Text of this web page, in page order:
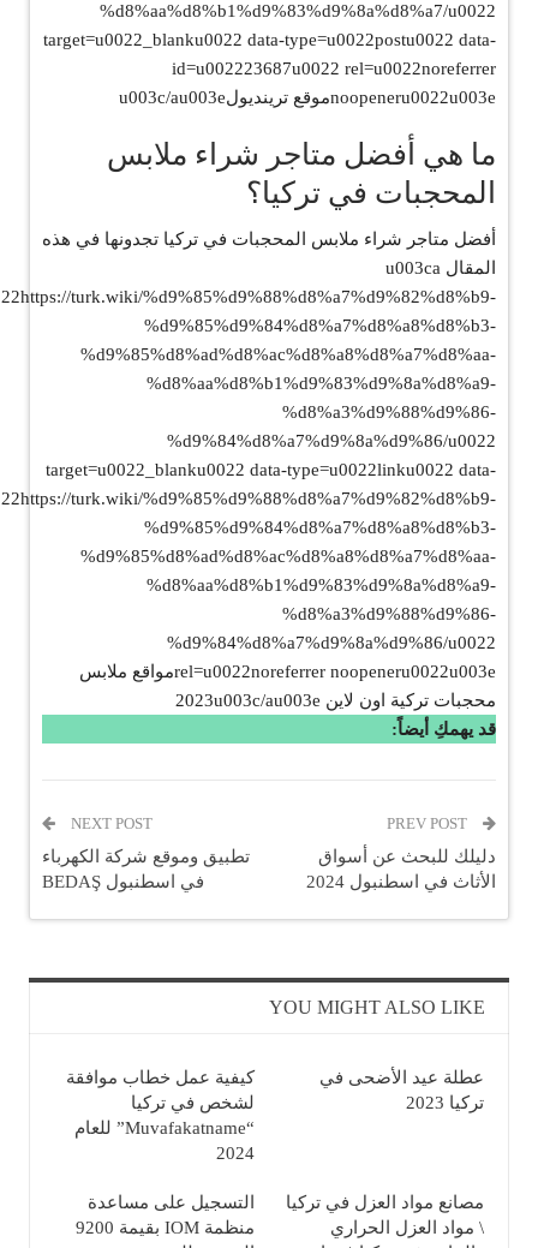
%d8%aa%d8%b1%d9%83%d9%8a%d8%a7/u0022
target=u0022_blanku0022 data-type=u0022postu0022 data-
id=u002223687u0022 rel=u0022noreferrer
noopeneru0022u003eموقع ترينديولu003c/au003e
ما هي أفضل متاجر شراء ملابس
المحجبات في تركيا؟
أفضل متاجر شراء ملابس المحجبات في تركيا تجدونها في هذه
المقال u003ca
turk.wiki/%d9%85%d9%88%d8%a7%d9%82%d8%b9-
%d9%85%d9%84%d8%a7%d8%a8%d8%b3-
%d9%85%d8%ad%d8%ac%d8%a8%d8%a7%d8%aa-
%d8%aa%d8%b1%d9%83%d9%8a%d8%a9-
%d8%a3%d9%88%d9%86-
%d9%84%d8%a7%d9%8a%d9%86/u0022
target=u0022_blanku0022 data-type=u0022linku0022 data-
turk.wiki/%d9%85%d9%88%d8%a7%d9%82%d8%b9-
%d9%85%d9%84%d8%a7%d8%a8%d8%b3-
%d9%85%d8%ad%d8%ac%d8%a8%d8%a7%d8%aa-
%d8%aa%d8%b1%d9%83%d9%8a%d8%a9-
%d8%a3%d9%88%d9%86-
%d9%84%d8%a7%d9%8a%d9%86/u0022
rel=u0022noreferrer noopeneru0022u003eمواقع ملابس
محجبات تركية اون لاين 2023u003c/au003e
قد يهمكِ أيضاً:
دليلك للبحث عن أسواق
الأثاث في اسطنبول 2024
NEXT POST
تطبيق وموقع شركة الكهرباء
في اسطنبول BEDAŞ
YOU MIGHT ALSO LIKE
عطلة عيد الأضحى في
تركيا 2023
كيفية عمل خطاب موافقة
لشخص في تركيا
“Muvafakatname” للعام
2024
مصانع مواد العزل في تركيا
\ مواد العزل الحراري
التسجيل على مساعدة
منظمة IOM بقيمة 9200